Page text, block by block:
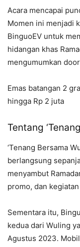
Acara mencapai
Momen ini menjadi
BinguoEV untuk
hidangan khas
mengumumkan
Emas batangan 2
hingga Rp 2 juta
Tentang
‘Tenang Bersama
berlangsung
menyambut
promo, dan
Sementara itu,
kedua dari Wuling
Agustus 2023.